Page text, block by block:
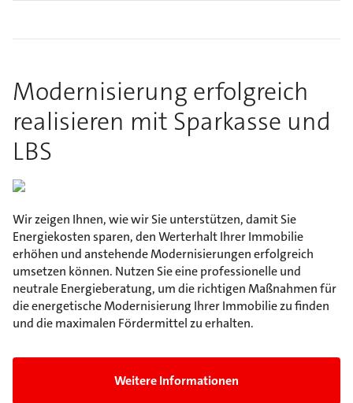
Modernisierung erfolgreich
realisieren mit Sparkasse und
LBS
Wir zeigen Ihnen, wie wir Sie unterstützen, damit Sie
Energiekosten sparen, den Werterhalt Ihrer Immobilie
erhöhen und anstehende Modernisierungen erfolgreich
umsetzen können. Nutzen Sie eine professionelle und
neutrale Energieberatung, um die richtigen Maßnahmen für
die energetische Modernisierung Ihrer Immobilie zu finden
und die maximalen Fördermittel zu erhalten.
Weitere Informationen